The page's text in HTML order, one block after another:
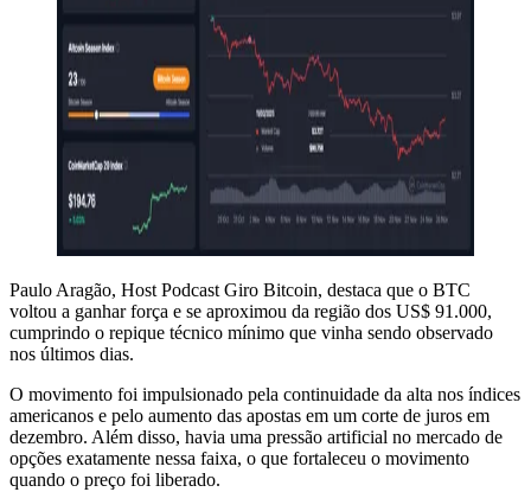
Paulo Aragão, Host Podcast Giro Bitcoin, destaca que o BTC
voltou a ganhar força e se aproximou da região dos US$ 91.000,
cumprindo o repique técnico mínimo que vinha sendo observado
nos últimos dias.
O movimento foi impulsionado pela continuidade da alta nos índices
americanos e pelo aumento das apostas em um corte de juros em
dezembro. Além disso, havia uma pressão artificial no mercado de
opções exatamente nessa faixa, o que fortaleceu o movimento
quando o preço foi liberado.